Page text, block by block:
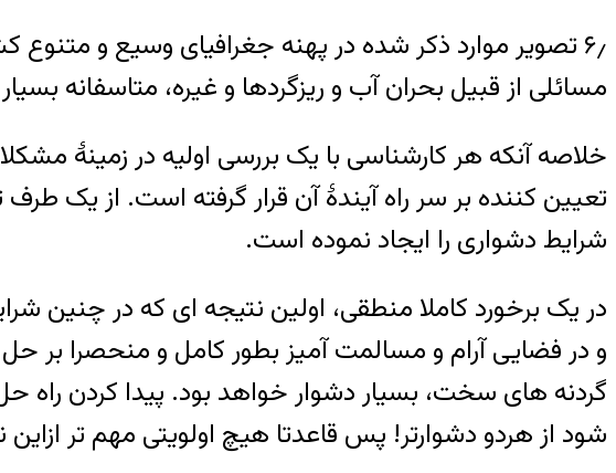
۶٫ تصویر موارد ذکر شده در پهنه جغرافیای وسیع و متنوع
مسائلی از قبیل بحران آب و ریزگردها و غیره، متاسفانه
خلاصه آنکه هر کارشناسی با یک بررسی اولیه در زمینۀ
تعیین کننده بر سر راه آیندۀ آن قرار گرفته است. از یک
شرایط دشواری را ایجاد نموده است.
در یک برخورد کاملا منطقی، اولین نتیجه ای که در چنین
و در فضایی آرام و مسالمت آمیز بطور کامل و منحصرا بر
گردنه های سخت، بسیار دشوار خواهد بود. پیدا کردن راه
شود از هردو دشوارتر! پس قاعدتا هیچ اولویتی مهم تر